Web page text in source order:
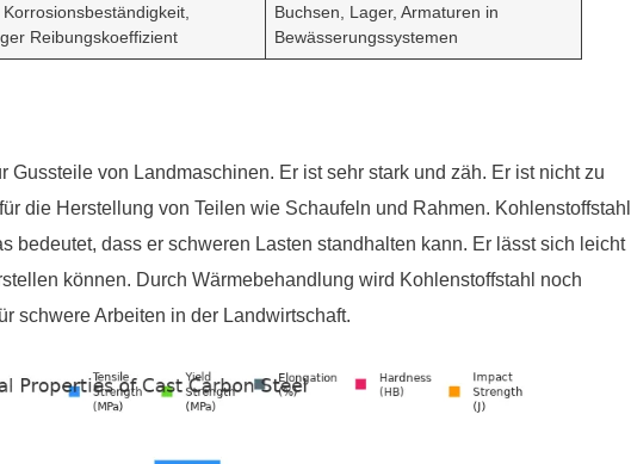
Reibungskoeffizient
Buchsen, Lager, Armaturen in
Bewässerungssystemen
Gussteile von Landmaschinen. Er ist sehr stark und zäh. Er ist nicht zu
die Herstellung von Teilen wie Schaufeln und Rahmen. Kohlenstoffstahl
bedeutet, dass er schweren Lasten standhalten kann. Er lässt sich leicht
können. Durch Wärmebehandlung wird Kohlenstoffstahl noch
schwere Arbeiten in der Landwirtschaft.